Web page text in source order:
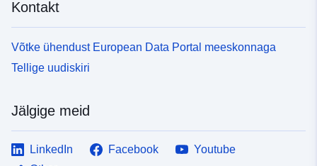
Kontakt
Võtke ühendust European Data Portal meeskonnaga
Tellige uudiskiri
Jälgige meid
LinkedIn Facebook
Youtube